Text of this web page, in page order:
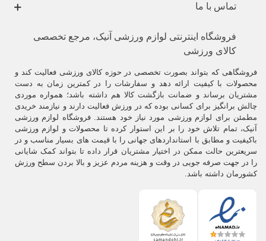
تماس با ما
فروشگاه اینترنتی لوازم ورزشی آنیک، مرجع تخصصی
کالای ورزشی
فروشگاهی که بتواند بصورت تخصصی در حوزه کالای ورزشی فعالیت کند و
محصولات با کیفیت ارائه دهد و سفارشات را در کمترین زمان به دست
مشتریان برساند و ضمانت بازگشت کالا هم داشته باشد؛ همواره موردی
چالش برانگیز برای کسانی بوده که در ورزش فعالیت دارند و نیازمند خریدی
مطمئن برای لوازم ورزشی مورد نیاز خود هستند. فروشگاه لوازم ورزشی
آنیک، تمام تلاش خود را بر این استوار کرده تا محصولات و لوازم ورزشی
باکیفیت و مطابق با استانداردهای جهانی را با قیمت های بسیار مناسب و در
سریعترین حالت ممکن در اختیار مشتریان قرار داده تا بتواند کمک شایانی
را در جهت صرفه جویی در وقت و هزینه مردم عزیز و بالا بردن سطح ورزش
کشورمان داشته باشد.